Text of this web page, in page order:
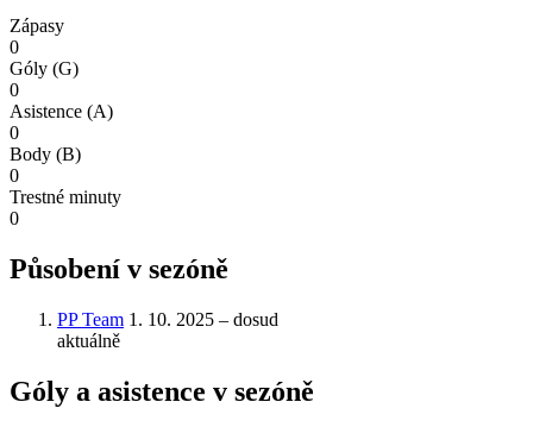
Zápasy
0
Góly (G)
0
Asistence (A)
0
Body (B)
0
Trestné minuty
0
Působení v sezóně
PP Team 1. 10. 2025 – dosud
aktuálně
Góly a asistence v sezóně